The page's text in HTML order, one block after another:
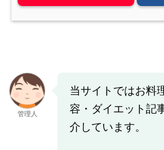
管理人
当サイトではお料
容・ダイエット記
介しています。